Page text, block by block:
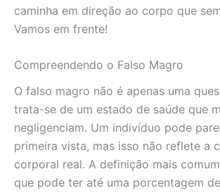
caminha em direção ao corpo que
Vamos em frente!
Compreendendo o Falso Magro
O falso magro não é apenas uma
trata-se de um estado de saúde que
negligenciam. Um indivíduo pode
primeira vista, mas isso não reflete a
corporal real. A definição mais
que pode ter até uma porcentagem